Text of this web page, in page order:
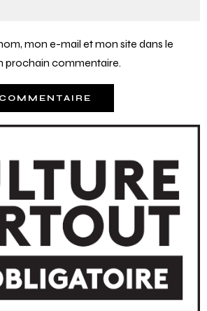
mon e-mail et mon site dans le
prochain commentaire.